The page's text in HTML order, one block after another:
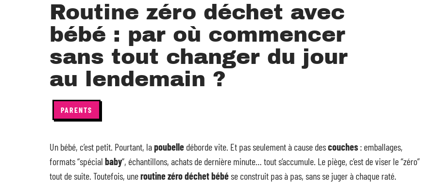
Routine zéro déchet avec
bébé : par où commencer
sans tout changer du jour
au lendemain ?
PARENTS
Un bébé, c’est petit. Pourtant, lapoubelle déborde vite. Et pas seulement à cause descouches : emballages,
formats “spécial baby”, échantillons, achats de dernière minute… tout s’accumule. Le piège, c’est de viser le “zéro”
tout de suite. Toutefois, uneroutine zéro déchet bébése construit pas à pas, sans se juger à chaque raté.